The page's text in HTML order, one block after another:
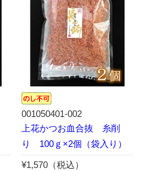
001050401-002
上花かつお血合抜 糸削
り 100ｇ×2個（袋入り）
¥1,570（税込）